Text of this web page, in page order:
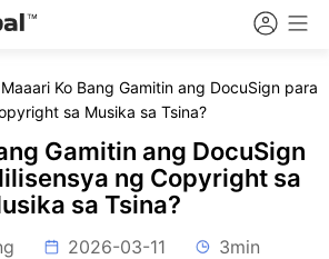
Maaari Ko Bang Gamitin ang DocuSign para
sa Musika sa Tsina?
Gamitin ang DocuSign
ng Copyright sa
sa Tsina?
2026-03-11 3min